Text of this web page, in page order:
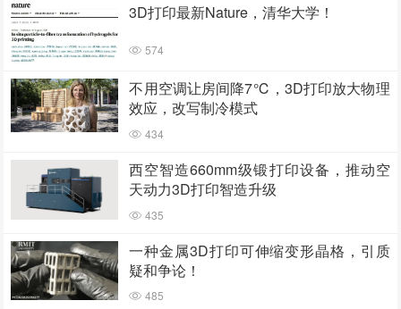
3D打印最新Nature，清华大学！
574
不用空调让房间降7℃，3D打印放大物理
效应，改写制冷模式
434
西空智造660mm级锻打印设备，推动空
天动力3D打印智造升级
435
一种金属3D打印可伸缩变形晶格，引质
疑和争论！
485